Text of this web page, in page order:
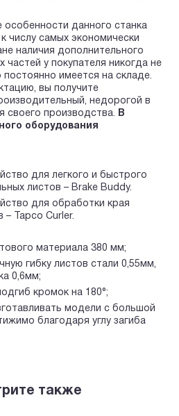
данного станка
числу самых экономически
наличия дополнительного
частей у покупателя никогда не
постоянно имеется на складе.
вы получите
недорогой в
своего производства.
В
оборудования
для легкого и быстрого
листов – Brake Buddy.
для обработки края
Tapco Curler.
материала 380 мм;
гибку листов стали 0,55мм,
0,6мм;
кромок на 180°;
модели с большой
благодаря углу загиба
также